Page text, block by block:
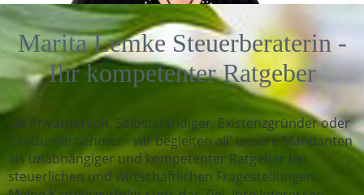
Marita Lemke Steuerberaterin -
Ihr kompetenter Ratgeber
Ob Privatperson, Selbstständiger, Existenzgründer oder
Großunternehmer - wir begleiten all' unsere Mandanten
als un­ab­hängiger und kompetenter Ratgeber bei
steuerlichen und wirtschaftlichen Fragestellungen.